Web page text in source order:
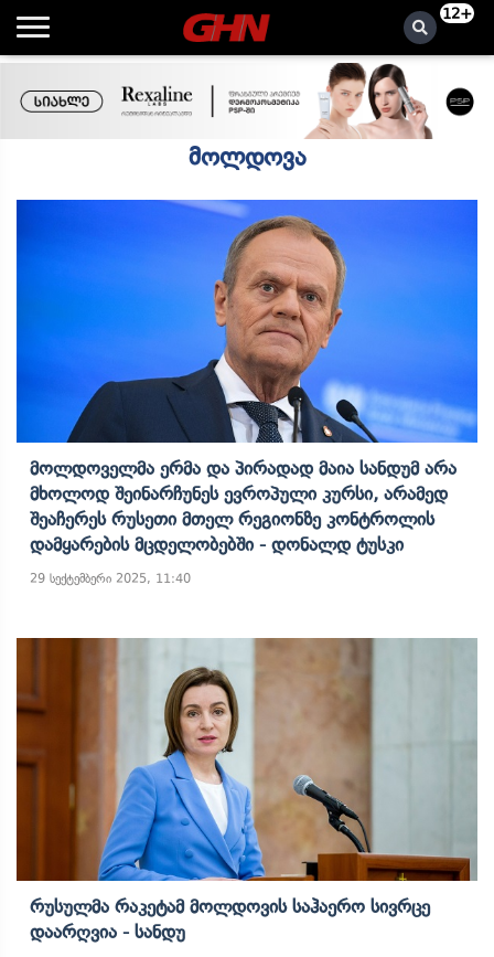
12+
მოლდოვა
Მოლდოველმა Ერმა Და Პირადად Მაია Სანდუმ Არა
Მხოლოდ Შეინარჩუნეს Ევროპული Კურსი, Არამედ
Შეაჩერეს Რუსეთი Მთელ Რეგიონზე Კონტროლის
Დამყარების Მცდელობებში - Დონალდ Ტუსკი
29 სექტემბერი 2025, 11:40
Რუსულმა Რაკეტამ Მოლდოვის Საჰაერო Სივრცე
Დაარღვია - Სანდუ